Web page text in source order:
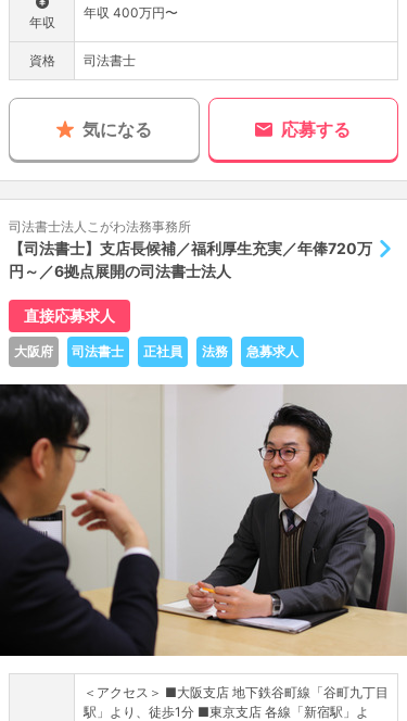
年収
年収 400万円〜
資格 司法書士
気になる 応募する
司法書士法人こがわ法務事務所
【司法書士】支店長候補／福利厚生充実／年俸720万
円～／6拠点展開の司法書士法人
直接応募求人
大阪府 司法書士 正社員 法務 急募求人
＜アクセス＞ ■大阪支店 地下鉄谷町線「谷町九丁目
駅」より、徒歩1分 ■東京支店 各線「新宿駅」よ